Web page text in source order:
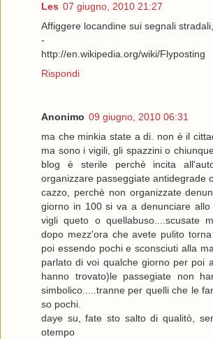
Les 07 giugno, 2010 21:27
Affiggere locandine sui segnali
-
http://en.wikipedia.org/wiki/Flyposting
Rispondi
Anonimo 09 giugno, 2010 06:31
ma che minkia state a di. non è il
ma sono i vigili, gli spazzini o
blog è sterile perchè incita
organizzare passeggiate antidegrade
cazzo, perchè non organizzate
giorno in 100 si va a denunciare allo
vigli queto o quellabuso....scusate
dopo mezz'ora che avete pulito
poi essendo pochi e sconsciuti alla
parlato di voi qualche giorno per poi
hanno trovato)le passegiate non
simbolico.....tranne per quelli che le
so pochi.
daye su, fate sto salto di qualitò,
otempo